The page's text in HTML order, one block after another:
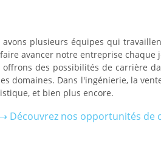
avons plusieurs équipes qui
avancer notre entreprise chaque
offrons des possibilités de carrière
domaines. Dans l'ingénierie, la
et bien plus encore.
Découvrez nos opportunités de